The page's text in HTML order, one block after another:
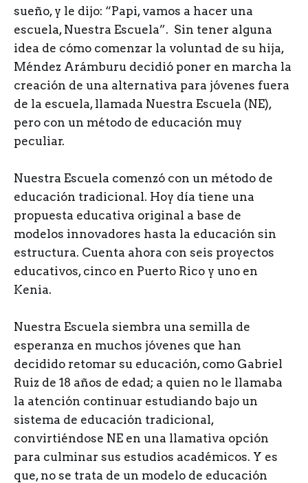
sueño, y le dijo: “Papi, vamos a hacer una
escuela, Nuestra Escuela”. Sin tener alguna
idea de cómo comenzar la voluntad de su hija,
Méndez Arámburu decidió poner en marcha la
creación de una alternativa para jóvenes fuera
de la escuela, llamada Nuestra Escuela (NE),
pero con un método de educación muy
peculiar.
Nuestra Escuela comenzó con un método de
educación tradicional. Hoy día tiene una
propuesta educativa original a base de
modelos innovadores hasta la educación sin
estructura. Cuenta ahora con seis proyectos
educativos, cinco en Puerto Rico y uno en
Kenia.
Nuestra Escuela siembra una semilla de
esperanza en muchos jóvenes que han
decidido retomar su educación, como Gabriel
Ruiz de 18 años de edad; a quien no le llamaba
la atención continuar estudiando bajo un
sistema de educación tradicional,
convirtiéndose NE en una llamativa opción
para culminar sus estudios académicos. Y es
que, no se trata de un modelo de educación